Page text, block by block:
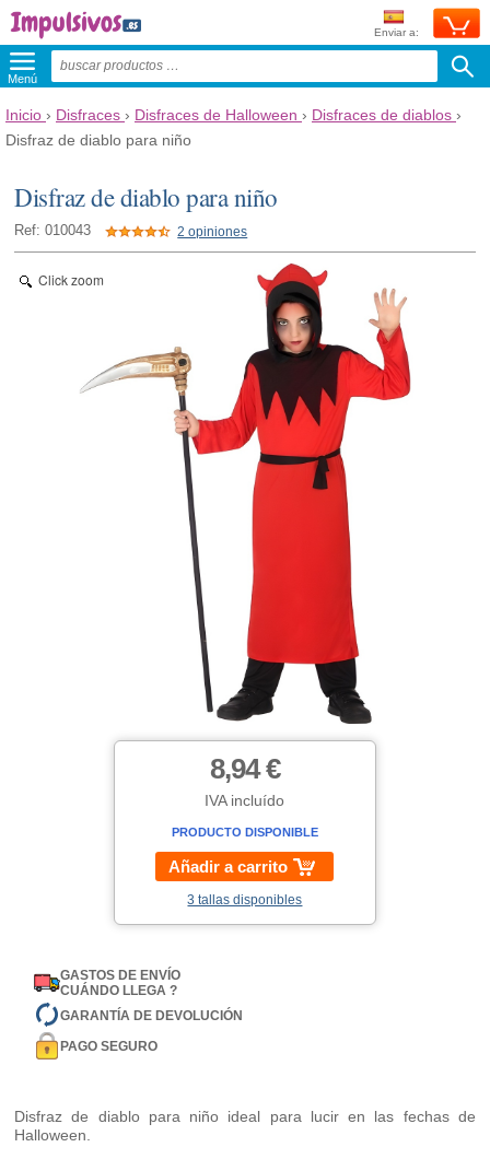
Enviar a:
Menú
Inicio › Disfraces › Disfraces de Halloween › Disfraces de diablos ›
Disfraz de diablo para niño
Disfraz de diablo para niño
Ref: 010043 2 opiniones
Click zoom
8,94 €
IVA incluído
PRODUCTO DISPONIBLE
Añadir a carrito
3 tallas disponibles
GASTOS DE ENVÍO
CUÁNDO LLEGA ?
GARANTÍA DE DEVOLUCIÓN
PAGO SEGURO
Disfraz de diablo para niño ideal para lucir en las fechas de
Halloween.